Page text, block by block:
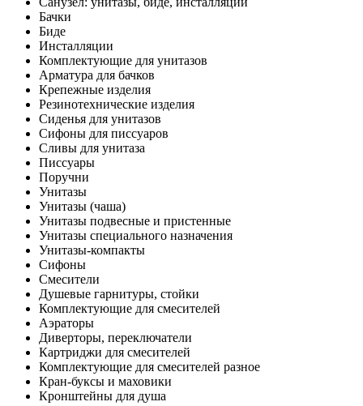
Бачки
Биде
Инсталляции
Комплектующие для унитазов
Арматура для бачков
Крепежные изделия
Резинотехнические изделия
Сиденья для унитазов
Сифоны для писсуаров
Сливы для унитаза
Писсуары
Поручни
Унитазы
Унитазы (чаша)
Унитазы подвесные и пристенные
Унитазы специального назначения
Унитазы-компакты
Сифоны
Смесители
Душевые гарнитуры, стойки
Комплектующие для смесителей
Аэраторы
Диверторы, переключатели
Картриджи для смесителей
Комплектующие для смесителей разное
Кран-буксы и маховики
Кронштейны для душа